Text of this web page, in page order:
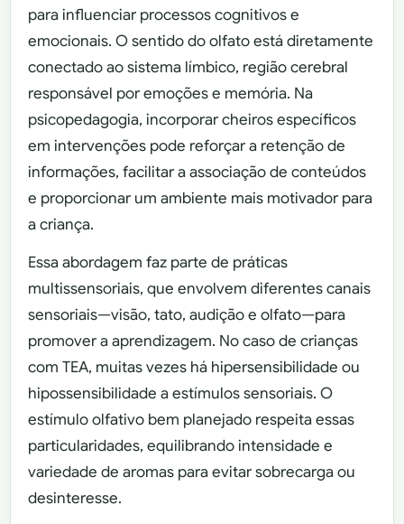
para influenciar processos cognitivos e
emocionais. O sentido do olfato está diretamente
conectado ao sistema límbico, região cerebral
responsável por emoções e memória. Na
psicopedagogia, incorporar cheiros específicos
em intervenções pode reforçar a retenção de
informações, facilitar a associação de conteúdos
e proporcionar um ambiente mais motivador para
a criança.
Essa abordagem faz parte de práticas
multissensoriais, que envolvem diferentes canais
sensoriais—visão, tato, audição e olfato—para
promover a aprendizagem. No caso de crianças
com TEA, muitas vezes há hipersensibilidade ou
hipossensibilidade a estímulos sensoriais. O
estímulo olfativo bem planejado respeita essas
particularidades, equilibrando intensidade e
variedade de aromas para evitar sobrecarga ou
desinteresse.